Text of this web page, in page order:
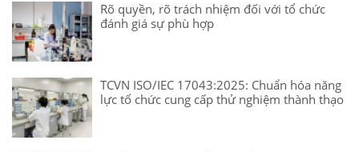
Rõ quyền, rõ trách nhiệm đối với tổ chức
đánh giá sự phù hợp
TCVN ISO/IEC 17043:2025: Chuẩn hóa năng
lực tổ chức cung cấp thử nghiệm thành thạo